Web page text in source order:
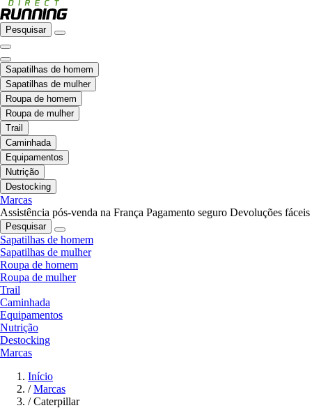
Pesquisar
Sapatilhas de homem
Sapatilhas de mulher
Roupa de homem
Roupa de mulher
Trail
Caminhada
Equipamentos
Nutrição
Destocking
Marcas
Assistência pós-venda na França Pagamento seguro Devoluções fáceis
Pesquisar
Sapatilhas de homem
Sapatilhas de mulher
Roupa de homem
Roupa de mulher
Trail
Caminhada
Equipamentos
Nutrição
Destocking
Marcas
Início
/ Marcas
/ Caterpillar